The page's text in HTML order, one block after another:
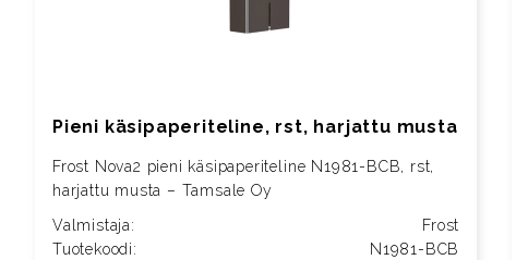
Pieni käsipaperiteline, rst, harjattu musta
Frost Nova2 pieni käsipaperiteline N1981-BCB, rst,
harjattu musta – Tamsale Oy
Valmistaja:
Frost
Tuotekoodi:
N1981-BCB